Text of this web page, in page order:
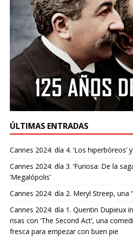
ÚLTIMAS ENTRADAS
Cannes 2024: día 4. ‘Los hiperbóreos’
Cannes 2024: día 3. ‘Furiosa: De la
‘Megalópolis’
Cannes 2024: día 2. Meryl Streep, una
Cannes 2024: día 1. Quentin Dupieux
risas con ‘The Second Act’, una
fresca para empezar con buen pie